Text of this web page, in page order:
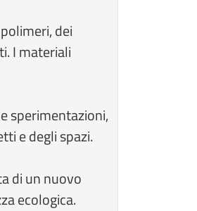
dei
I materiali
sperimentazioni,
e degli spazi.
di un nuovo
ecologica.